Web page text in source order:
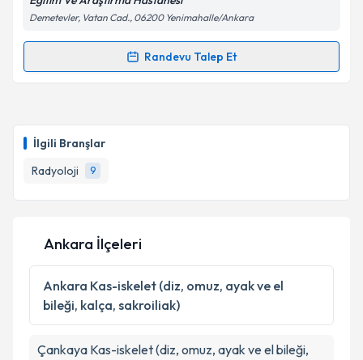
İlgili Branşlar
Radyoloji
9
Kişisel verilerimin işlenmesine ilişkinAydınlatma
'ni okudum ve kişisel verilerimin belirtilen
kapsamda işlenmesini kabul ediyorum.
Takvim Talebini Gönder
Demetevler, Vatan Cad., 06200 Yenimahalle/Ankara
Randevu Talep Et
Randevu Takvimi Talebi
takvim hazırlandığında e-posta ile bilgilendireceğiz.
E-posta Adresiniz
Kişisel verilerimin işlenmesine ilişkinAydınlatma
Metni
'ni okudum ve kişisel verilerimin belirtilen
kapsamda işlenmesini kabul ediyorum.
Takvim Talebini Gönder
Ankara İlçeleri
Ankara Kas-iskelet (diz, omuz, ayak ve el
bileği, kalça, sakroiliak)
Çankaya Kas-iskelet (diz, omuz, ayak ve el bileği,